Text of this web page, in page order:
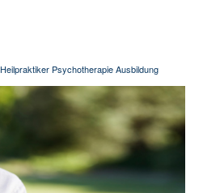
Heilpraktiker Psychotherapie Ausbildung